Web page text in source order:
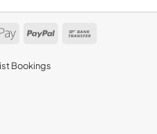
Bookings
Apple
PayPal